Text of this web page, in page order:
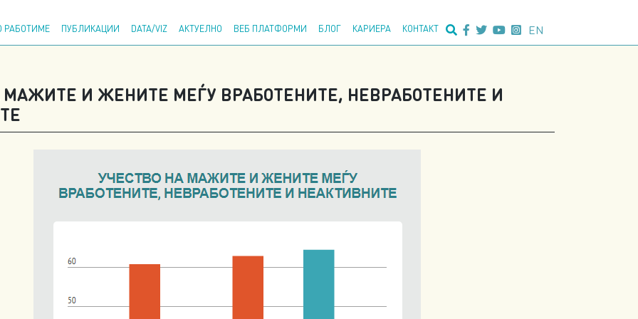
РАБОТИМЕ ПУБЛИКАЦИИ DATA/VIZ АКТУЕЛНО ВЕБ ПЛАТФОРМИ БЛОГ КАРИЕРА КОНТАКТ EN
МАЖИТЕ И ЖЕНИТЕ МЕЃУ ВРАБОТЕНИТЕ, НЕВРАБОТЕНИТЕ И